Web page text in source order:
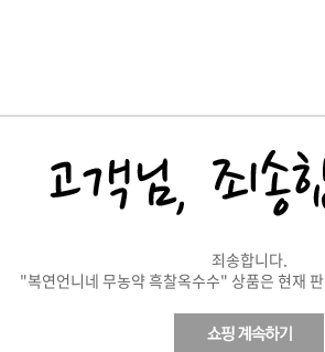
죄송합니다.
"복연언니네 무농약 흑찰옥수수" 상품은 현재